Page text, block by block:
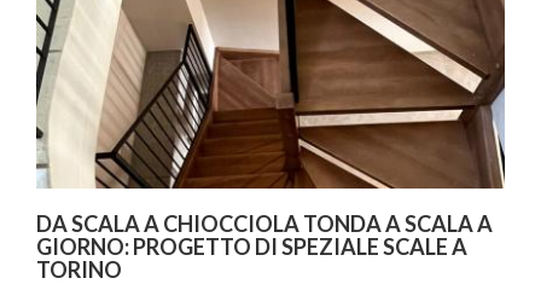
DA SCALA A CHIOCCIOLA TONDA A SCALA A
GIORNO: PROGETTO DI SPEZIALE SCALE A
TORINO